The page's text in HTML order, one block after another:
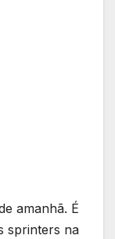
amanhã. É
sprinters na